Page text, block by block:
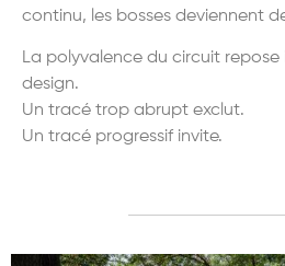
continu, les bosses deviennent
La polyvalence du circuit repose
design.
Un tracé trop abrupt exclut.
Un tracé progressif invite.